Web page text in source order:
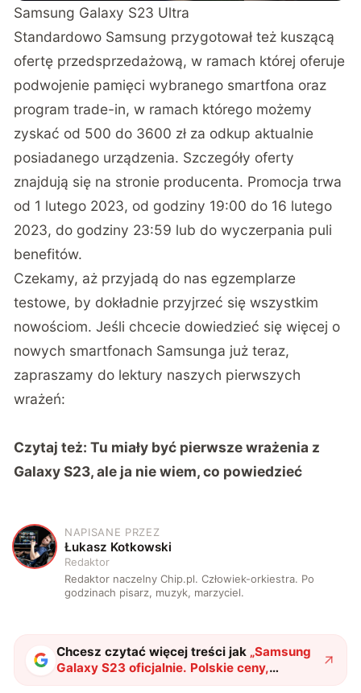
Samsung Galaxy S23 Ultra
Standardowo Samsung przygotował też kuszącą
ofertę przedsprzedażową, w ramach której oferuje
podwojenie pamięci wybranego smartfona oraz
program trade-in, w ramach którego możemy
zyskać od 500 do 3600 zł za odkup aktualnie
posiadanego urządzenia. Szczegóły oferty
znajdują się na stronie producenta. Promocja trwa
od 1 lutego 2023, od godziny 19:00 do 16 lutego
2023, do godziny 23:59 lub do wyczerpania puli
benefitów.
Czekamy, aż przyjadą do nas egzemplarze
testowe, by dokładnie przyjrzeć się wszystkim
nowościom. Jeśli chcecie dowiedzieć się więcej o
nowych smartfonach Samsunga już teraz,
zapraszamy do lektury naszych pierwszych
wrażeń:
Czytaj też:Tu miały być pierwsze wrażenia z
Galaxy S23, ale ja nie wiem, co powiedzieć
Ł
NAPISANE PRZEZ
Łukasz Kotkowski
Redaktor
Redaktor naczelny Chip.pl. Człowiek-orkiestra. Po
godzinach pisarz, muzyk, marzyciel.
Chcesz czytać więcej treści jak „Samsung
Galaxy S23 oficjalnie. Polskie ceny,
specyfikacja i przegląd nowości"?